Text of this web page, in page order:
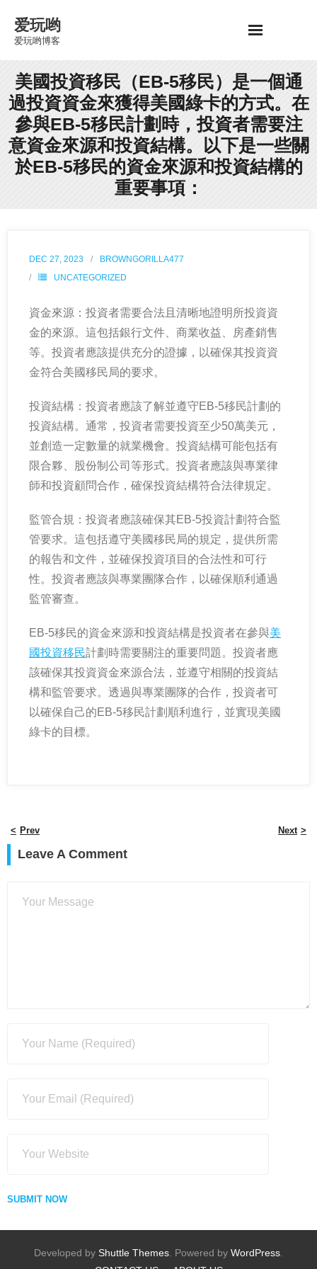
content
爱玩哟
爱玩哟博客
美國投資移民（EB-5移民）是一個通
過投資資金來獲得美國綠卡的方式。在
參與EB-5移民計劃時，投資者需要注
意資金來源和投資結構。以下是一些關
於EB-5移民的資金來源和投資結構的
重要事項：
DEC 27, 2023
BROWNGORILLA477
UNCATEGORIZED
資金來源：投資者需要合法且清晰地證明所投資資
金的來源。這包括銀行文件、商業收益、房產銷售
等。投資者應該提供充分的證據，以確保其投資資
金符合美國移民局的要求。
投資結構：投資者應該了解並遵守EB-5移民計劃的
投資結構。通常，投資者需要投資至少50萬美元，
並創造一定數量的就業機會。投資結構可能包括有
限合夥、股份制公司等形式。投資者應該與專業律
師和投資顧問合作，確保投資結構符合法律規定。
監管合規：投資者應該確保其EB-5投資計劃符合監
管要求。這包括遵守美國移民局的規定，提供所需
的報告和文件，並確保投資項目的合法性和可行
性。投資者應該與專業團隊合作，以確保順利通過
監管審查。
EB-5移民的資金來源和投資結構是投資者在參與美
國投資移民計劃時需要關注的重要問題。投資者應
該確保其投資資金來源合法，並遵守相關的投資結
構和監管要求。透過與專業團隊的合作，投資者可
以確保自己的EB-5移民計劃順利進行，並實現美國
綠卡的目標。
Prev Next
Leave A Comment
Developed by Shuttle Themes . Powered by WordPress